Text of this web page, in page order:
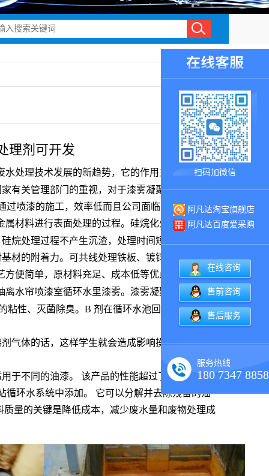
理剂可开发
处理技术发展的新趋势，它的作用主要就是一个友
有关管理部门的重视，对于漆雾凝聚剂来说，目前
过喷漆的施工，效率低而且公司面临的招工难、人工
属材料进行表面处理的过程。硅烷化处理与传统磷化
烷处理过程不产生沉渣，处理时间短，控制简便。
材的附着力。可共线处理铁板、镀锌板、铝板等多
便简单，原材料充足、成本低等优点，特别是发黑
离水帘喷漆室循环水里漆雾。漆雾凝聚剂 一般分为
粘性、灭菌除臭。B 剂在循环水池回水口投入，使水
气体的话，这样学生就会造成影响操作者的身体心
于不同的油漆。 该产品的性能超过了国外同类产
循环水系统中添加。 它可以分解并去除残留的油
量的关键是降低成本，减少废水量和废物处理成
扫码加微信
阿凡达淘宝旗舰店
阿凡达百度爱采购
在线咨询
售前咨询
售后服务
服务热线
180 7347 8858